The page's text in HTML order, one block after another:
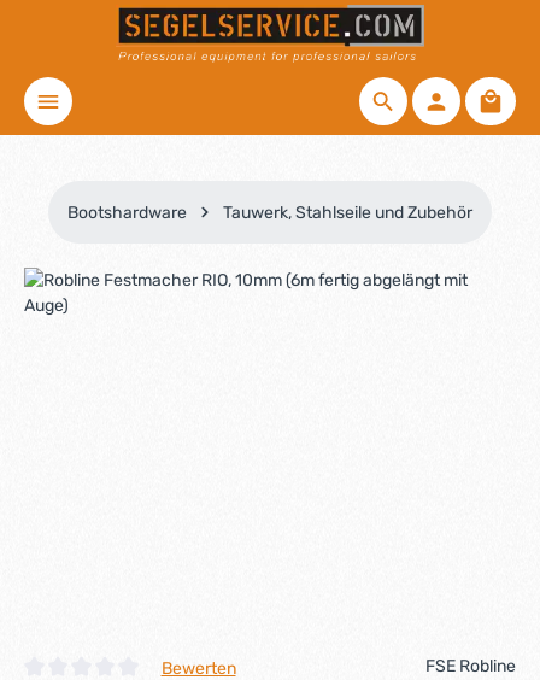
Zum Hauptinhalt springen
Bootshardware Tauwerk, Stahlseile und Zubehör
Bildergalerie überspringen
Bewerten FSE Robline